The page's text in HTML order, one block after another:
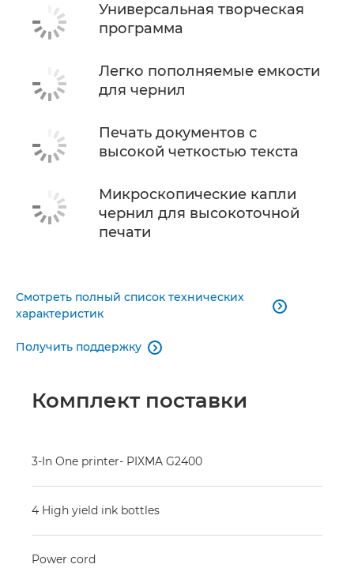
Универсальная творческая
программа
Легко пополняемые емкости
для чернил
Печать документов с
высокой четкостью текста
Микроскопические капли
чернил для высокоточной
печати
Смотреть полный список технических
характеристик

Получить поддержку 
Комплект поставки
3-In One printer- PIXMA G2400
4 High yield ink bottles
Power cord